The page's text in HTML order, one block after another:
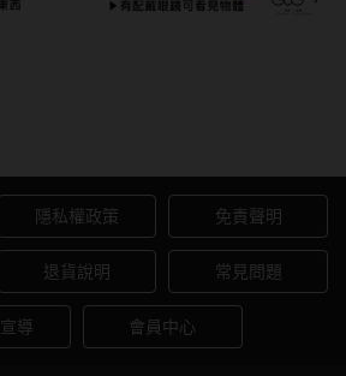
隱私權政策 免責聲明
退貨說明 常見問題
導 會員中心